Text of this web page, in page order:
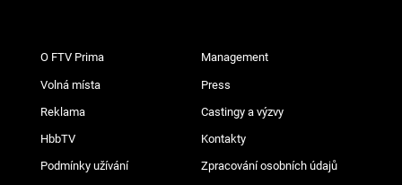
O FTV Prima Management
Volná místa Press
Reklama Castingy a výzvy
HbbTV Kontakty
Podmínky užívání Zpracování osobních údajů